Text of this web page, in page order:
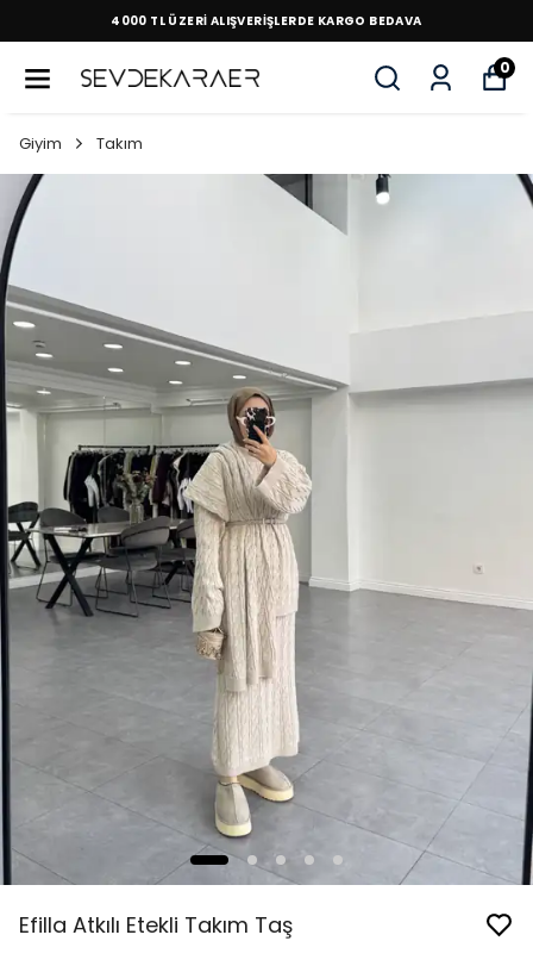
4000 TL ÜZERİ ALIŞVERİŞLERDE KARGO BEDAVA
0
Giyim Takım
Efilla Atkılı Etekli Takım Taş